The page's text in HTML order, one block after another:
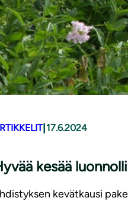
| 17.6.2024
kesää
kevätkausi